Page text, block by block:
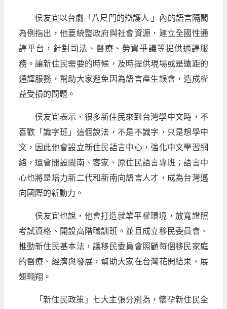
侯友宜以台劇「八尺門的辯護人 」內的語言隔閡
為例指出，他要統整政府與社會資源，建立全國性通
譯平台，針對司法、醫療、勞資爭議等提供通譯服
務。讓新住民需要的時候，及時提供現場或是遠距的
通譯服務，幫助大家避免因為語言產生誤會，造成權
益受損的問題。
侯友宜表示，很多新住民來到台灣學中文時，不
喜歡「識字班」這個說法，不是不識字，只是想學中
文，因此他會設立新住民語言中心，強化中文學習網
絡，還會開設閩南、客家、原住民語言專班；語言中
心也將是培力新二代和新南向語言人才，成為台灣邁
向國際的新動力。
侯友宜也說，他會打造就業平權環境，放寬證照
考試資格、開設高階職訓班。並且成立移民委員會、
推動新住民基本法，讓移民委員會照顧每個移民家庭
的醫療、經濟與發展，幫助大家在台灣花開結果、展
翅翱翔。
「新住民政策」七大主張分別為，懷孕新住民全